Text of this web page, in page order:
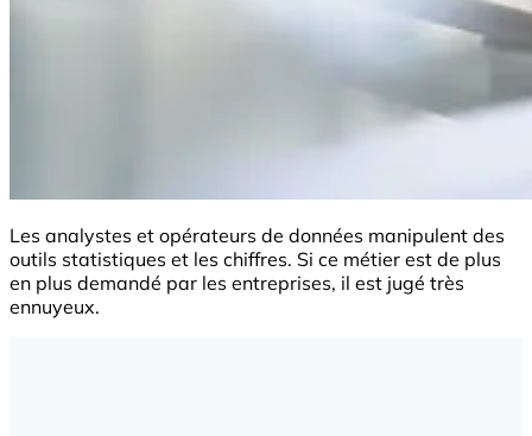
Les analystes et opérateurs de données manipulent des
outils statistiques et les chiffres. Si ce métier est de plus
en plus demandé par les entreprises, il est jugé très
ennuyeux.